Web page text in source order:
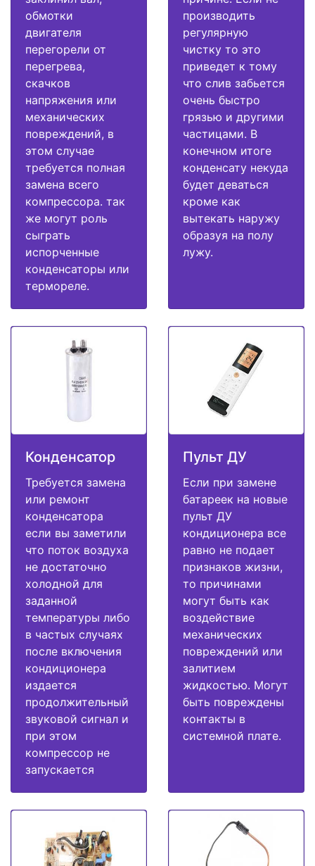
обмотки
двигателя
перегорели от
перегрева,
скачков
напряжения или
механических
повреждений, в
этом случае
требуется полная
замена всего
компрессора. так
же могут роль
сыграть
испорченные
конденсаторы или
термореле.
производить
регулярную
чистку то это
приведет к тому
что слив забьется
очень быстро
грязью и другими
частицами. В
конечном итоге
конденсату некуда
будет деваться
кроме как
вытекать наружу
образуя на полу
лужу.
Конденсатор
Требуется замена
или ремонт
конденсатора
если вы заметили
что поток воздуха
не достаточно
холодной для
заданной
температуры либо
в частых случаях
после включения
кондиционера
издается
продолжительный
звуковой сигнал и
при этом
компрессор не
запускается
Пульт ДУ
Если при замене
батареек на новые
пульт ДУ
кондиционера все
равно не подает
признаков жизни,
то причинами
могут быть как
воздействие
механических
повреждений или
залитием
жидкостью. Могут
быть повреждены
контакты в
системной плате.